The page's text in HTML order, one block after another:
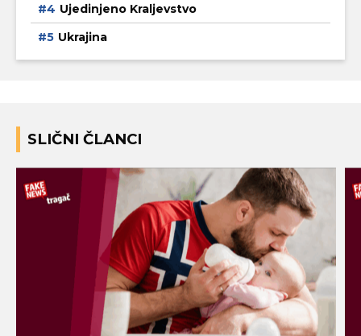
Ujedinjeno Kraljevstvo
Ukrajina
SLIČNI ČLANCI